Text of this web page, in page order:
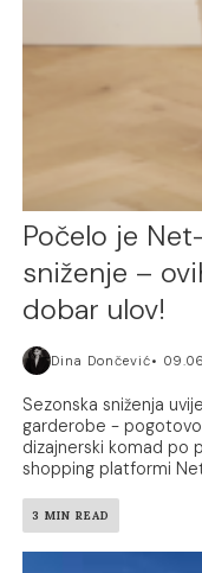
Počelo je
sniženje –
dobar ulov!
Dina Dončević
Sezonska sniženja
garderobe -
dizajnerski komad po
shopping platformi
3 MIN READ